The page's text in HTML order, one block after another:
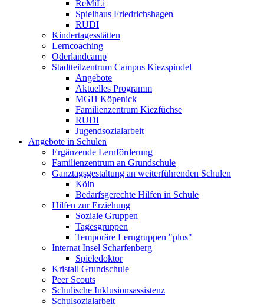
ReMiLi
Spielhaus Friedrichshagen
RUDI
Kindertagesstätten
Lerncoaching
Oderlandcamp
Stadtteilzentrum Campus Kiezspindel
Angebote
Aktuelles Programm
MGH Köpenick
Familienzentrum Kiezfüchse
RUDI
Jugendsozialarbeit
Angebote in Schulen
Ergänzende Lernförderung
Familienzentrum an Grundschule
Ganztagsgestaltung an weiterführenden Schulen
Köln
Bedarfsgerechte Hilfen in Schule
Hilfen zur Erziehung
Soziale Gruppen
Tagesgruppen
Temporäre Lerngruppen "plus"
Internat Insel Scharfenberg
Spieledoktor
Kristall Grundschule
Peer Scouts
Schulische Inklusionsassistenz
Schulsozialarbeit